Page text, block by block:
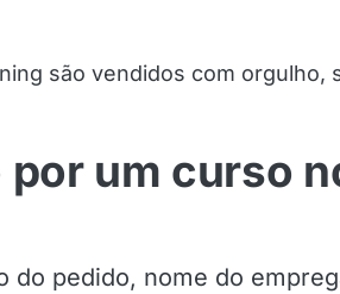
são vendidos com orgulho,
um curso
do pedido, nome do